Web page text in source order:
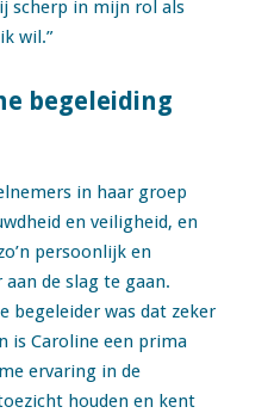
scherp in mijn rol als
wil.”
begeleiding
in haar groep
en veiligheid, en
persoonlijk en
de slag te gaan.
begeleider was dat zeker
is Caroline een prima
ervaring in de
houden en kent